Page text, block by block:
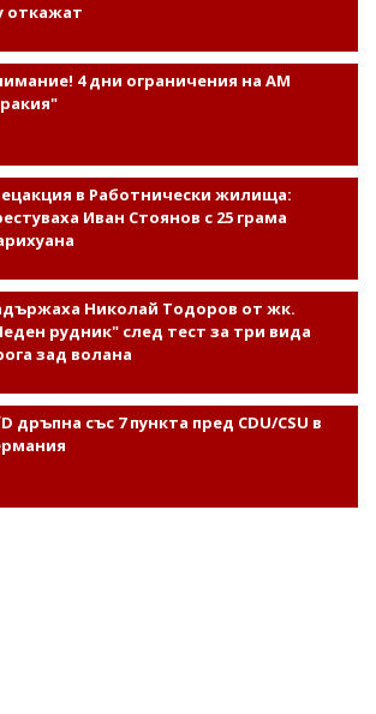
откажат
4 дни ограничения на АМ
в Работнически жилища:
Иван Стоянов с 25 грама
Николай Тодоров от жк.
рудник" след тест за три вида
зад волана
дръпна със 7 пункта пред CDU/CSU в